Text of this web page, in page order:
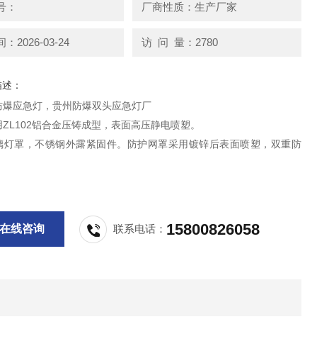
： 厂商性质：生产厂家
：2026-03-24 访 问 量：2780
：
应急灯，贵州防爆双头应急灯厂
铝合金压铸成型，表面高压静电喷塑。
罩，不锈钢外露紧固件。防护网罩采用镀锌后表面喷塑，双重防
线均可。
线咨询 联系电话： 15800826058